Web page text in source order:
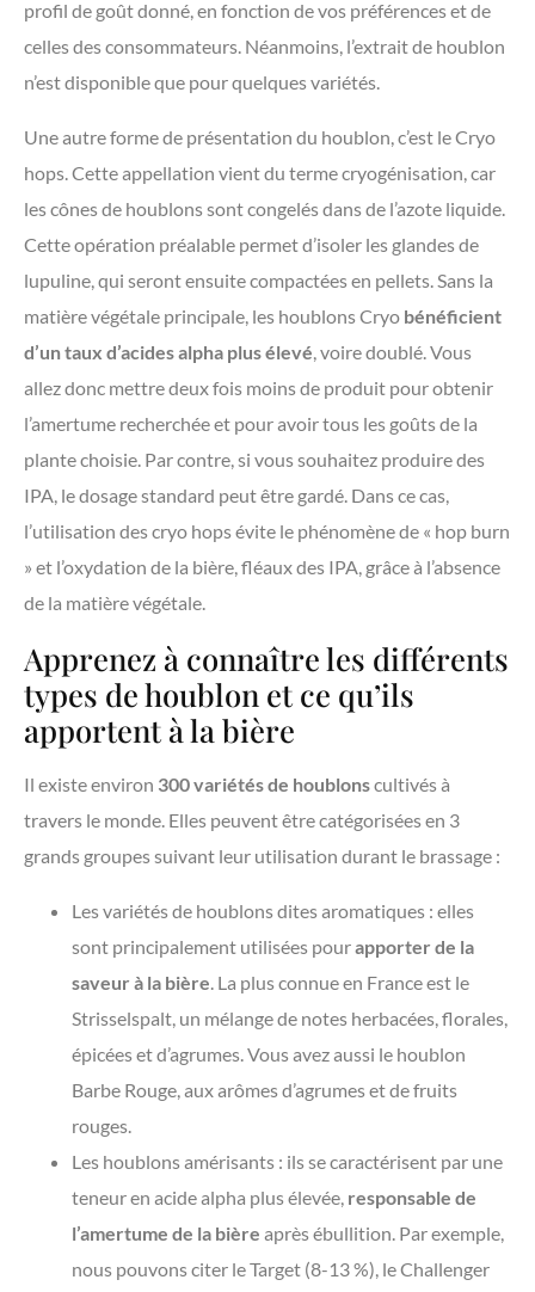
profil de goût donné, en fonction de vos préférences et de
celles des consommateurs. Néanmoins, l’extrait de houblon
n’est disponible que pour quelques variétés.
Une autre forme de présentation du houblon, c’est le Cryo
hops. Cette appellation vient du terme cryogénisation, car
les cônes de houblons sont congelés dans de l’azote liquide.
Cette opération préalable permet d’isoler les glandes de
lupuline, qui seront ensuite compactées en pellets. Sans la
matière végétale principale, les houblons Cryo bénéficient
d’un taux d’acides alpha plus élevé, voire doublé. Vous
allez donc mettre deux fois moins de produit pour obtenir
l’amertume recherchée et pour avoir tous les goûts de la
plante choisie. Par contre, si vous souhaitez produire des
IPA, le dosage standard peut être gardé. Dans ce cas,
l’utilisation des cryo hops évite le phénomène de « hop burn
» et l’oxydation de la bière, fléaux des IPA, grâce à l’absence
de la matière végétale.
Apprenez à connaître les différents
types de houblon et ce qu’ils
apportent à la bière
Il existe environ 300 variétés de houblonscultivés à
travers le monde. Elles peuvent être catégorisées en 3
grands groupes suivant leur utilisation durant le brassage :
Les variétés de houblons dites aromatiques : elles
sont principalement utilisées pourapporter de la
saveur à la bière. La plus connue en France est le
Strisselspalt, un mélange de notes herbacées, florales,
épicées et d’agrumes. Vous avez aussi le houblon
Barbe Rouge, aux arômes d’agrumes et de fruits
rouges.
Les houblons amérisants : ils se caractérisent par une
teneur en acide alpha plus élevée, responsable de
l’amertume de la bière après ébullition. Par exemple,
nous pouvons citer le Target (8-13 %), le Challenger